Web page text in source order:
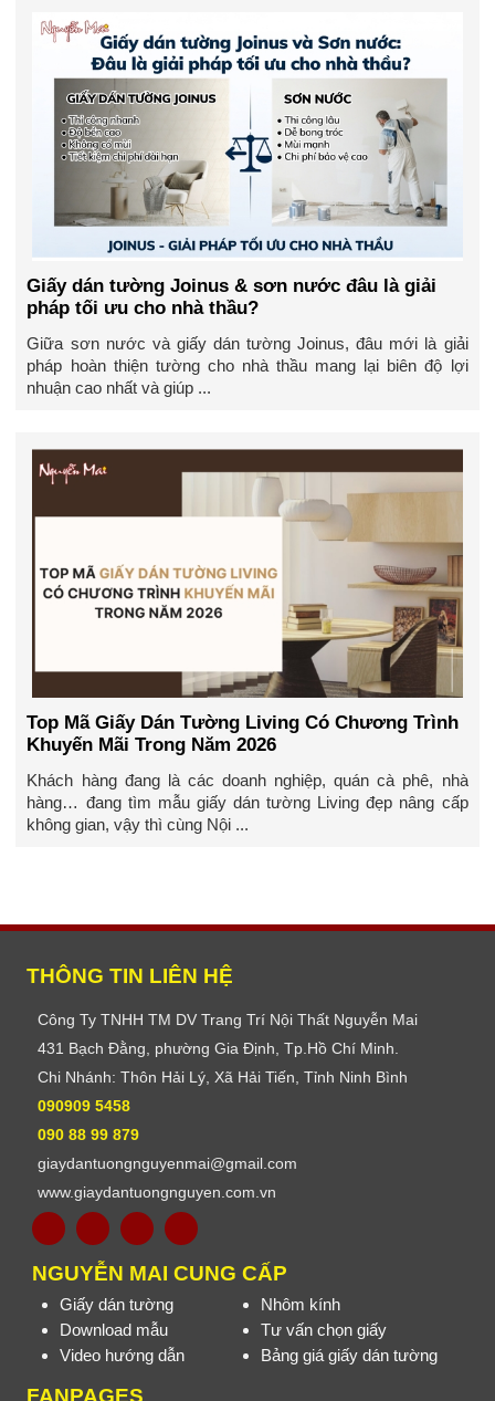
Giấy dán tường Joinus & sơn nước đâu là giải
pháp tối ưu cho nhà thầu?
Giữa sơn nước và giấy dán tường Joinus, đâu mới là giải
pháp hoàn thiện tường cho nhà thầu mang lại biên độ lợi
nhuận cao nhất và giúp ...
Top Mã Giấy Dán Tường Living Có Chương Trình
Khuyến Mãi Trong Năm 2026
Khách hàng đang là các doanh nghiệp, quán cà phê, nhà
hàng… đang tìm mẫu giấy dán tường Living đẹp nâng cấp
không gian, vậy thì cùng Nội ...
THÔNG TIN LIÊN HỆ
Công Ty TNHH TM DV Trang Trí Nội Thất Nguyễn Mai
431 Bạch Đằng, phường Gia Định, Tp.Hồ Chí Minh.
Chi Nhánh: Thôn Hải Lý, Xã Hải Tiến, Tỉnh Ninh Bình
090909 5458
090 88 99 879
giaydantuongnguyenmai@gmail.com
www.giaydantuongnguyen.com.vn
NGUYỄN MAI CUNG CẤP
Giấy dán tường
Nhôm kính
Download mẫu
Tư vấn chọn giấy
Video hướng dẫn
Bảng giá giấy dán tường
FANPAGES